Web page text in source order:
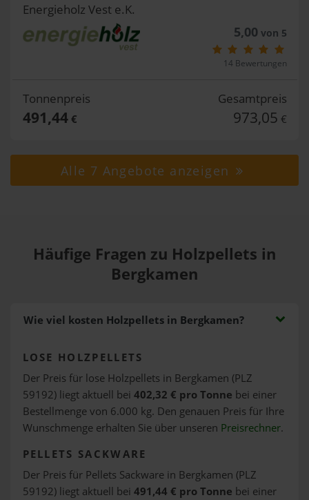
Energieholz Vest e.K.
5,00 von 5
14 Bewertungen
Tonnenpreis
491,44€
Gesamtpreis
973,05 €
Alle 7 Angebote anzeigen
Häufige Fragen zu Holzpellets in
Bergkamen
Wie viel kosten Holzpellets in Bergkamen?
LOSE HOLZPELLETS
Der Preis für lose Holzpellets in Bergkamen (PLZ
59192) liegt aktuell bei 402,32 € pro Tonne bei einer
Bestellmenge von 6.000 kg. Den genauen Preis für Ihre
Wunschmenge erhalten Sie über unseren Preisrechner.
PELLETS SACKWARE
Der Preis für Pellets Sackware in Bergkamen (PLZ
59192) liegt aktuell bei 491,44 € pro Tonne bei einer